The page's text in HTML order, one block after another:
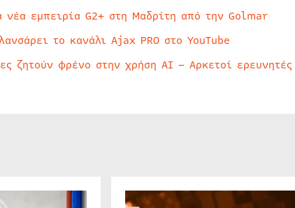
εμπειρία G2+ στη Μαδρίτη από την Golmar
το κανάλι Ajax PRO στο YouTube
ζητούν φρένο στην χρήση AI – Αρκετοί